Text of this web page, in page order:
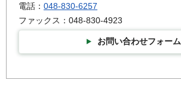
電話： 048-830-6257
ファックス：048-830-4923
お問い合わせフォーム